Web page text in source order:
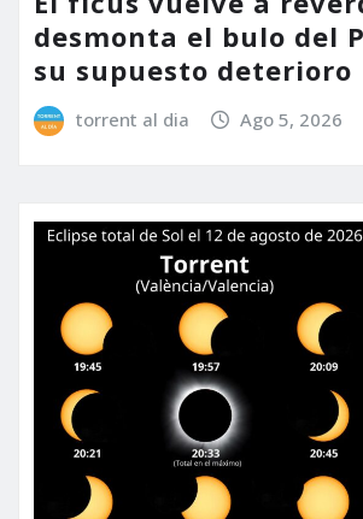
desmonta el bulo del
su supuesto deterioro
torrent al dia Ago 5, 2026